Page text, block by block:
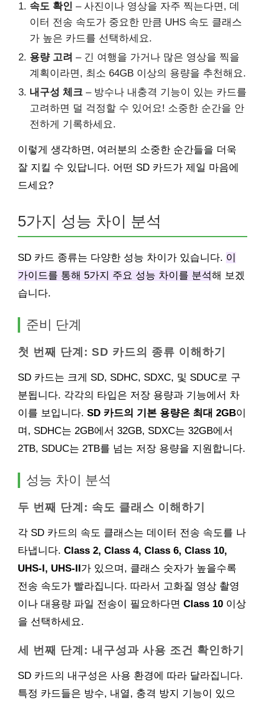
속도 확인 – 사진이나 영상을 자주 찍는다면, 데
이터 전송 속도가 중요한 만큼 UHS 속도 클래스
가 높은 카드를 선택하세요.
용량 고려 – 긴 여행을 가거나 많은 영상을 찍을
계획이라면, 최소 64GB 이상의 용량을 추천해요.
내구성 체크 – 방수나 내충격 기능이 있는 카드를
고려하면 덜 걱정할 수 있어요! 소중한 순간을 안
전하게 기록하세요.
이렇게 생각하면, 여러분의 소중한 순간들을 더욱
잘 지킬 수 있답니다. 어떤 SD 카드가 제일 마음에
드세요?
5가지 성능 차이 분석
SD 카드 종류는 다양한 성능 차이가 있습니다. 이
가이드를 통해 5가지 주요 성능 차이를 분석해 보겠
습니다.
준비 단계
첫 번째 단계: SD 카드의 종류 이해하기
SD 카드는 크게 SD, SDHC, SDXC, 및 SDUC로 구
분됩니다. 각각의 타입은 저장 용량과 기능에서 차
이를 보입니다. SD 카드의 기본 용량은 최대 2GB이
며, SDHC는 2GB에서 32GB, SDXC는 32GB에서
2TB, SDUC는 2TB를 넘는 저장 용량을 지원합니다.
성능 차이 분석
두 번째 단계: 속도 클래스 이해하기
각 SD 카드의 속도 클래스는 데이터 전송 속도를 나
타냅니다. Class 2, Class 4, Class 6, Class 10,
UHS-I, UHS-II가 있으며, 클래스 숫자가 높을수록
전송 속도가 빨라집니다. 따라서 고화질 영상 촬영
이나 대용량 파일 전송이 필요하다면 Class 10 이상
을 선택하세요.
세 번째 단계: 내구성과 사용 조건 확인하기
SD 카드의 내구성은 사용 환경에 따라 달라집니다.
특정 카드들은 방수, 내열, 충격 방지 기능이 있으